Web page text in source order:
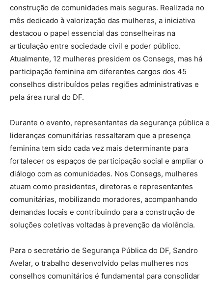
construção de comunidades mais seguras. Realizada no
mês dedicado à valorização das mulheres, a iniciativa
destacou o papel essencial das conselheiras na
articulação entre sociedade civil e poder público.
Atualmente, 12 mulheres presidem os Consegs, mas há
participação feminina em diferentes cargos dos 45
conselhos distribuídos pelas regiões administrativas e
pela área rural do DF.
Durante o evento, representantes da segurança pública e
lideranças comunitárias ressaltaram que a presença
feminina tem sido cada vez mais determinante para
fortalecer os espaços de participação social e ampliar o
diálogo com as comunidades. Nos Consegs, mulheres
atuam como presidentes, diretoras e representantes
comunitárias, mobilizando moradores, acompanhando
demandas locais e contribuindo para a construção de
soluções coletivas voltadas à prevenção da violência.
Para o secretário de Segurança Pública do DF, Sandro
Avelar, o trabalho desenvolvido pelas mulheres nos
conselhos comunitários é fundamental para consolidar